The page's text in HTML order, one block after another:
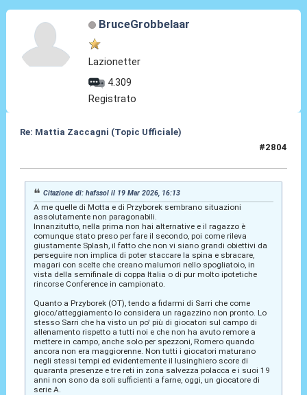
BruceGrobbelaar
Lazionetter
4.309
Registrato
Re: Mattia Zaccagni (Topic Ufficiale)
#2804
Citazione di: hafssol il 19 Mar 2026, 16:13
A me quelle di Motta e di Przyborek sembrano situazioni
assolutamente non paragonabili.
Innanzitutto, nella prima non hai alternative e il ragazzo è
comunque stato preso per fare il secondo, poi come rileva
giustamente Splash, il fatto che non vi siano grandi obiettivi da
perseguire non implica di poter staccare la spina e sbracare,
magari con scelte che creano malumori nello spogliatoio, in
vista della semifinale di coppa Italia o di pur molto ipotetiche
rincorse Conference in campionato.
Quanto a Przyborek (OT), tendo a fidarmi di Sarri che come
gioco/atteggiamento lo considera un ragazzino non pronto. Lo
stesso Sarri che ha visto un po' più di giocatori sul campo di
allenamento rispetto a tutti noi e che non ha avuto remore a
mettere in campo, anche solo per spezzoni, Romero quando
ancora non era maggiorenne. Non tutti i giocatori maturano
negli stessi tempi ed evidentemente il lusinghiero score di
quaranta presenze e tre reti in zona salvezza polacca e i suoi 19
anni non sono da soli sufficienti a farne, oggi, un giocatore di
serie A.